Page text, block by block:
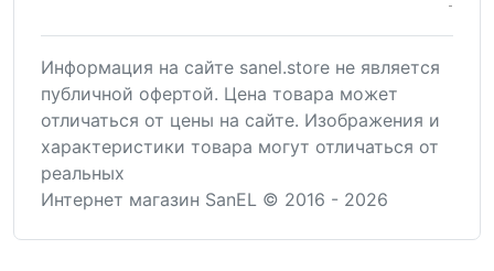
Информация на сайте sanel.store не является
публичной офертой. Цена товара может
отличаться от цены на сайте. Изображения и
характеристики товара могут отличаться от
реальных
Интернет магазин SanEL © 2016 - 2026